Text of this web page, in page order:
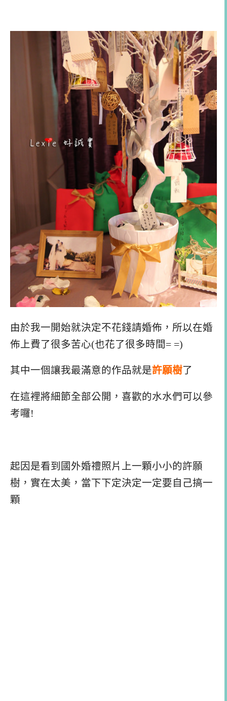
由於我一開始就決定不花錢請婚佈，所以在婚
佈上費了很多苦心(也花了很多時間= =)
其中一個讓我最滿意的作品就是許願樹了
在這裡將細節全部公開，喜歡的水水們可以參
考囉!
起因是看到國外婚禮照片上一顆小小的許願
樹，實在太美，當下下定決定一定要自己搞一
顆